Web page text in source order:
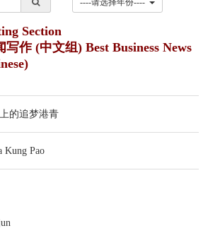
Section
作 (中文组) Best Business News
的追梦港青
Kung Pao